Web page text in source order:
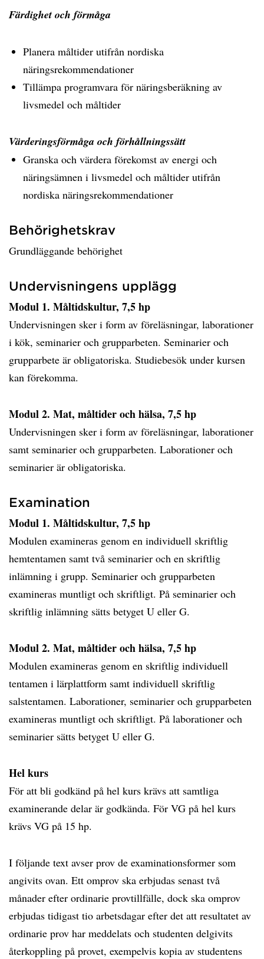
Färdighet och förmåga
Planera måltider utifrån nordiska
näringsrekommendationer
Tillämpa programvara för näringsberäkning av
livsmedel och måltider
Värderingsförmåga och förhållningssätt
Granska och värdera förekomst av energi och
näringsämnen i livsmedel och måltider utifrån
nordiska näringsrekommendationer
Behörighetskrav
Grundläggande behörighet
Undervisningens upplägg
Modul 1. Måltidskultur, 7,5 hp
Undervisningen sker i form av föreläsningar, laborationer
i kök, seminarier och grupparbeten. Seminarier och
grupparbete är obligatoriska. Studiebesök under kursen
kan förekomma.
Modul 2. Mat, måltider och hälsa, 7,5 hp
Undervisningen sker i form av föreläsningar, laborationer
samt seminarier och grupparbeten. Laborationer och
seminarier är obligatoriska.
Examination
Modul 1. Måltidskultur, 7,5 hp
Modulen examineras genom en individuell skriftlig
hemtentamen samt två seminarier och en skriftlig
inlämning i grupp. Seminarier och grupparbeten
examineras muntligt och skriftligt. På seminarier och
skriftlig inlämning sätts betyget U eller G.
Modul 2. Mat, måltider och hälsa, 7,5 hp
Modulen examineras genom en skriftlig individuell
tentamen i lärplattform samt individuell skriftlig
salstentamen. Laborationer, seminarier och grupparbeten
examineras muntligt och skriftligt. På laborationer och
seminarier sätts betyget U eller G.
Hel kurs
För att bli godkänd på hel kurs krävs att samtliga
examinerande delar är godkända. För VG på hel kurs
krävs VG på 15 hp.
I följande text avser prov de examinationsformer som
angivits ovan. Ett omprov ska erbjudas senast två
månader efter ordinarie provtillfälle, dock ska omprov
erbjudas tidigast tio arbetsdagar efter det att resultatet av
ordinarie prov har meddelats och studenten delgivits
återkoppling på provet, exempelvis kopia av studentens